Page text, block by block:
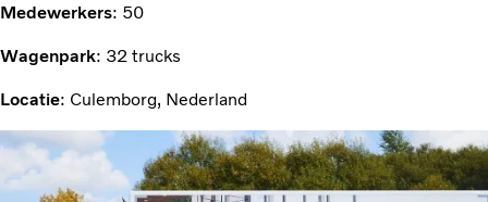
Medewerkers: 50
Wagenpark: 32 trucks
Locatie: Culemborg, Nederland